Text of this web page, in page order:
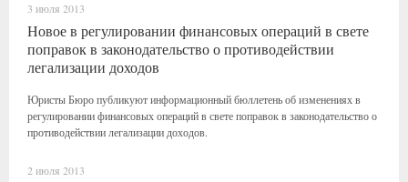
3 июля 2013
Новое в регулировании финансовых операций в свете
поправок в законодательство о противодействии
легализации доходов
Юристы Бюро публикуют информационный бюллетень об изменениях в
регулировании финансовых операций в свете поправок в законодательство о
противодействии легализации доходов.
2 июля 2013